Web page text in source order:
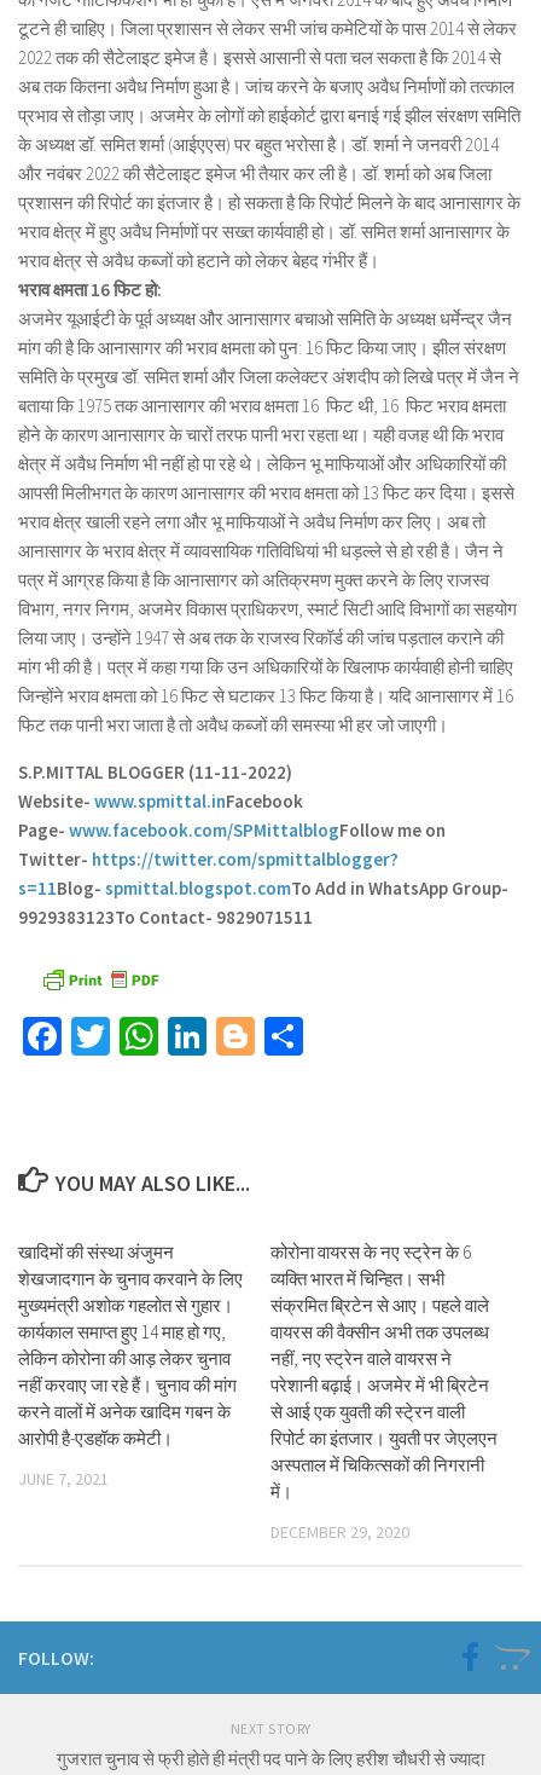
टूटने ही चाहिए। जिला प्रशासन से लेकर सभी जांच कमेटियों के पास 2014 से लेकर
2022 तक की सैटेलाइट इमेज है। इससे आसानी से पता चल सकता है कि 2014 से
अब तक कितना अवैध निर्माण हुआ है। जांच करने के बजाए अवैध निर्माणों को तत्काल
प्रभाव से तोड़ा जाए। अजमेर के लोगों को हाईकोर्ट द्वारा बनाई गई झील संरक्षण समिति
के अध्यक्ष डॉ. समित शर्मा (आईएएस) पर बहुत भरोसा है। डॉ. शर्मा ने जनवरी 2014
और नवंबर 2022 की सैटेलाइट इमेज भी तैयार कर ली है। डॉ. शर्मा को अब जिला
प्रशासन की रिपोर्ट का इंतजार है। हो सकता है कि रिपोर्ट मिलने के बाद आनासागर के
भराव क्षेत्र में हुए अवैध निर्माणों पर सख्त कार्यवाही हो। डॉ. समित शर्मा आनासागर के
भराव क्षेत्र से अवैध कब्जों को हटाने को लेकर बेहद गंभीर हैं।
भराव क्षमता 16 फिट हो:
अजमेर यूआईटी के पूर्व अध्यक्ष और आनासागर बचाओ समिति के अध्यक्ष धर्मेन्द्र जैन
मांग की है कि आनासागर की भराव क्षमता को पुन: 16 फिट किया जाए। झील संरक्षण
समिति के प्रमुख डॉ. समित शर्मा और जिला कलेक्टर अंशदीप को लिखे पत्र में जैन ने
बताया कि 1975 तक आनासागर की भराव क्षमता 16 फिट थी, 16 फिट भराव क्षमता
होने के कारण आनासागर के चारों तरफ पानी भरा रहता था। यही वजह थी कि भराव
क्षेत्र में अवैध निर्माण भी नहीं हो पा रहे थे। लेकिन भू माफियाओं और अधिकारियों की
आपसी मिलीभगत के कारण आनासागर की भराव क्षमता को 13 फिट कर दिया। इससे
भराव क्षेत्र खाली रहने लगा और भू माफियाओं ने अवैध निर्माण कर लिए। अब तो
आनासागर के भराव क्षेत्र में व्यावसायिक गतिविधियां भी धड़ल्ले से हो रही है। जैन ने
पत्र में आग्रह किया है कि आनासागर को अतिक्रमण मुक्त करने के लिए राजस्व
विभाग, नगर निगम, अजमेर विकास प्राधिकरण, स्मार्ट सिटी आदि विभागों का सहयोग
लिया जाए। उन्होंने 1947 से अब तक के राजस्व रिकॉर्ड की जांच पड़ताल कराने की
मांग भी की है। पत्र में कहा गया कि उन अधिकारियों के खिलाफ कार्यवाही होनी चाहिए
जिन्होंने भराव क्षमता को 16 फिट से घटाकर 13 फिट किया है। यदि आनासागर में 16
फिट तक पानी भरा जाता है तो अवैध कब्जों की समस्या भी हर जो जाएगी।
S.P.MITTAL BLOGGER (11-11-2022)
Website- www.spmittal.inFacebook
Page- www.facebook.com/SPMittalblogFollow me on
Twitter- https://twitter.com/spmittalblogger?
s=11Blog- spmittal.blogspot.comTo Add in WhatsApp Group-
9929383123To Contact- 9829071511
Facebook
TwitterWhatsApp
LinkedIn
Blogger
YOU MAY ALSO LIKE...
खादिमों की संस्था अंजुमन
शेखजादगान के चुनाव करवाने के लिए
मुख्यमंत्री अशोक गहलोत से गुहार।
कार्यकाल समाप्त हुए 14 माह हो गए,
लेकिन कोरोना की आड़ लेकर चुनाव
नहीं करवाए जा रहे हैं। चुनाव की मांग
करने वालों में अनेक खादिम गबन के
आरोपी है-एडहॉक कमेटी।
JUNE 7, 2021
कोरोना वायरस के नए स्ट्रेन के 6
व्यक्ति भारत में चिन्हित। सभी
संक्रमित ब्रिटेन से आए। पहले वाले
वायरस की वैक्सीन अभी तक उपलब्ध
नहीं, नए स्ट्रेन वाले वायरस ने
परेशानी बढ़ाई। अजमेर में भी ब्रिटेन
से आई एक युवती की स्टे्रन वाली
रिपोर्ट का इंतजार। युवती पर जेएलएन
अस्पताल में चिकित्सकों की निगरानी
में।
DECEMBER 29, 2020
FOLLOW:
NEXT STORY
गुजरात चुनाव से फ्री होते ही मंत्री पद पाने के लिए हरीश चौधरी से ज्यादा